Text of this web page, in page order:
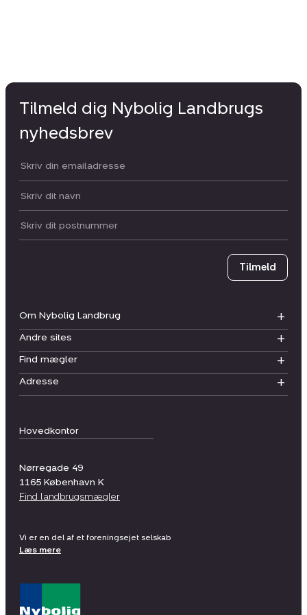
Hovedkontor
Nørregade 49
1165 København K
Find landbrugsmægler
Om Nybolig Landbrug
Andre sites
Find mægler
Adresse
Tilmeld dig Nybolig Landbrugs
nyhedsbrev
Din email:
Dit navn:
Postnummer
Tilmeld
Vi er en del af et foreningsejet selskab
Læs mere